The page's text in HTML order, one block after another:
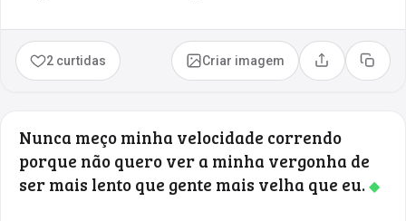
2 curtidas Criar imagem Compartilhar
Copiar
Nunca meço minha velocidade correndo
porque não quero ver a minha vergonha de
ser mais lento que gente mais velha que eu.◆